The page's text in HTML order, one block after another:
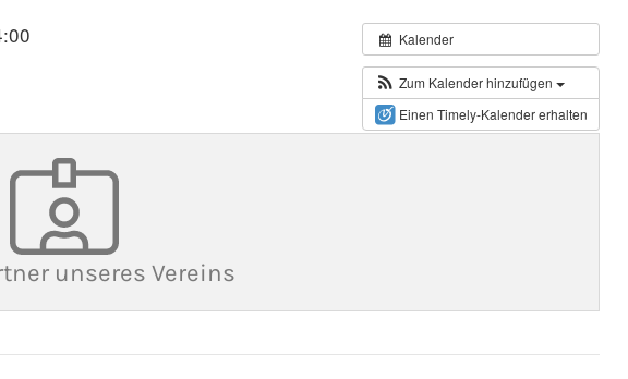
Kalender
Zum Kalender hinzufügen
Einen Timely-Kalender erhalten
unseres Vereins